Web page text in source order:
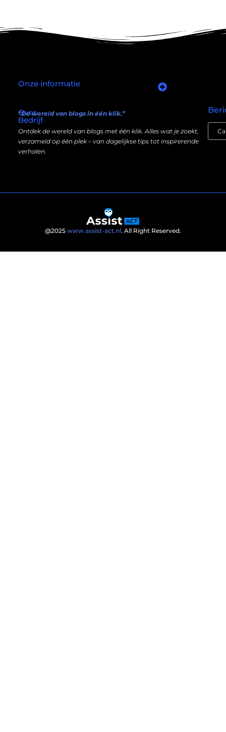
Over
Bedrijf
“De wereld van blogs in één klik.”
Ontdek de wereld van blogs met één klik. Alles wat je zoekt,
verzameld op één plek – van dagelijkse tips tot inspirerende
verhalen.
Onze informatie
@2025 www.assist-act.nl. All Right Reserved.